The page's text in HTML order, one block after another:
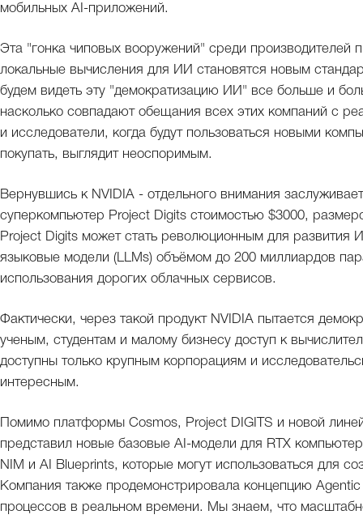
мобильных AI-приложений.
Эта "гонка чиповых вооружений" среди производителей
локальные вычисления для ИИ становятся новым
будем видеть эту "демократизацию ИИ" все больше и
насколько совпадают обещания всех этих компаний с
и исследователи, когда будут пользоваться новыми
покупать, выглядит неоспоримым.
Вернувшись к NVIDIA - отдельного внимания
суперкомпьютер Project Digits стоимостью $3000,
Project Digits может стать революционным для развития
языковые модели (LLMs) объёмом до 200 миллиардов
использования дорогих облачных сервисов.
Фактически, через такой продукт NVIDIA пытается
ученым, студентам и малому бизнесу доступ к
доступны только крупным корпорациям и
интересным.
Помимо платформы Cosmos, Project DIGITS и новой
представил новые базовые AI-модели для RTX
NIM и AI Blueprints, которые могут использоваться для
Компания также продемонстрировала концепцию
процессов в реальном времени. Мы знаем, что